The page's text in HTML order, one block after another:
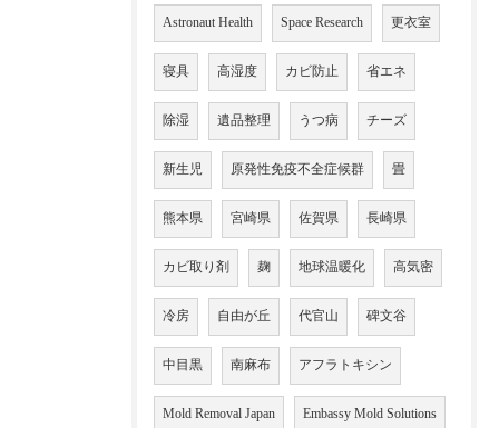
Astronaut Health Space Research 更衣室
寝具 高湿度 カビ防止 省エネ
除湿 遺品整理 うつ病 チーズ
新生児 原発性免疫不全症候群 畳
熊本県 宮崎県 佐賀県 長崎県
カビ取り剤 麹 地球温暖化 高気密
冷房 自由が丘 代官山 碑文谷
中目黒 南麻布 アフラトキシン
Mold Removal Japan Embassy Mold Solutions